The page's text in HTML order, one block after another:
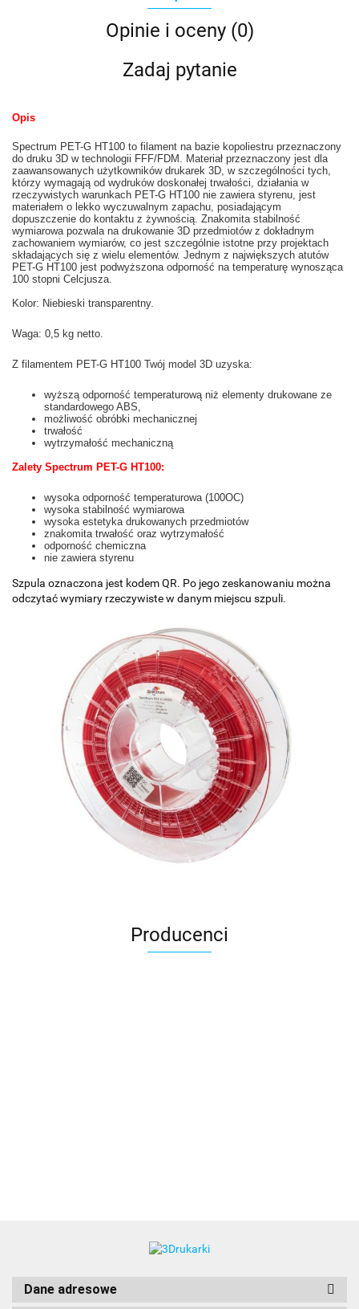
Opinie i oceny (0)
Zadaj pytanie
Opis
Spectrum PET-G HT100 to filament na bazie kopoliestru przeznaczony
do druku 3D w technologii FFF/FDM. Materiał przeznaczony jest dla
zaawansowanych użytkowników drukarek 3D, w szczególności tych,
którzy wymagają od wydruków doskonałej trwałości, działania w
rzeczywistych warunkach PET-G HT100 nie zawiera styrenu, jest
materiałem o lekko wyczuwalnym zapachu, posiadającym
dopuszczenie do kontaktu z żywnością. Znakomita stabilność
wymiarowa pozwala na drukowanie 3D przedmiotów z dokładnym
zachowaniem wymiarów, co jest szczególnie istotne przy projektach
składających się z wielu elementów. Jednym z największych atutów
PET-G HT100 jest podwyższona odporność na temperaturę wynosząca
100 stopni Celcjusza.
Kolor: Niebieski transparentny.
Waga: 0,5 kg netto.
Z filamentem PET-G HT100 Twój model 3D uzyska:
wyższą odporność temperaturową niż elementy drukowane ze
standardowego ABS,
możliwość obróbki mechanicznej
trwałość
wytrzymałość mechaniczną
Zalety Spectrum PET-G HT100:
wysoka odporność temperaturowa (100OC)
wysoka stabilność wymiarowa
wysoka estetyka drukowanych przedmiotów
znakomita trwałość oraz wytrzymałość
odporność chemiczna
nie zawiera styrenu
Szpula oznaczona jest kodem QR. Po jego zeskanowaniu można
odczytać wymiary rzeczywiste w danym miejscu szpuli.
Producenci
Dane adresowe